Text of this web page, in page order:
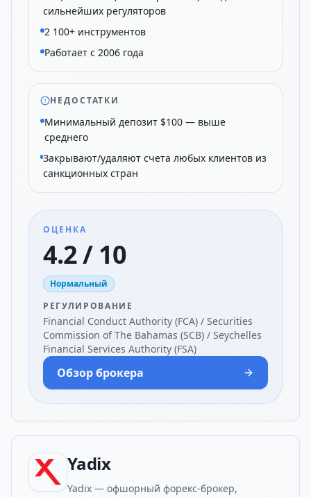
сильнейших регуляторов
2 100+ инструментов
Работает с 2006 года
НЕДОСТАТКИ
Минимальный депозит $100 — выше
среднего
Закрывают/удаляют счета любых клиентов из
санкционных стран
ОЦЕНКА
4.2 / 10
Нормальный
РЕГУЛИРОВАНИЕ
Financial Conduct Authority (FCA) / Securities
Commission of The Bahamas (SCB) / Seychelles
Financial Services Authority (FSA)
Обзор брокера
Yadix
Yadix — офшорный форекс-брокер,